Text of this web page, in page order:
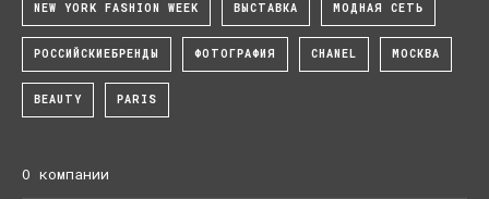
NEW YORK FASHION WEEK ВЫСТАВКА МОДНАЯ СЕТЬ
РОССИЙСКИЕБРЕНДЫ ФОТОГРАФИЯ CHANEL МОСКВА
BEAUTY PARIS
О компании